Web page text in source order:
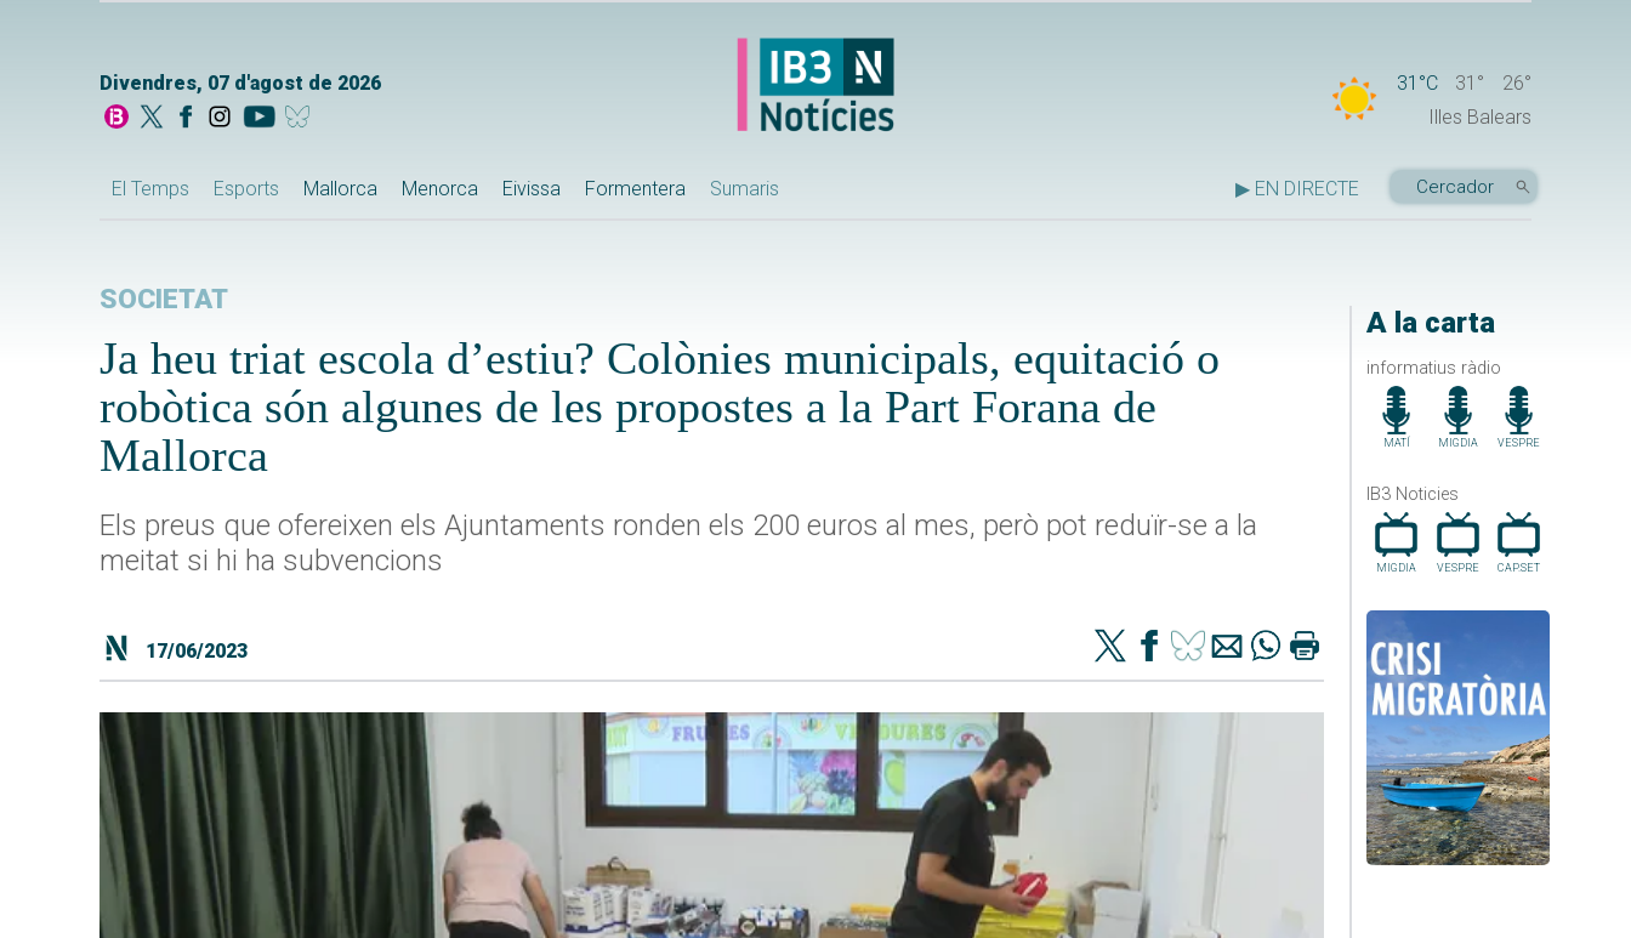
Divendres, 07 d'agost de 2026 31°C 31°
26°
Illes Balears
El Temps Esports Mallorca Menorca Eivissa Formentera Sumaris ▶ EN DIRECTE
A la carta
informatius ràdio
MATÍ MIGDIA VESPRE
IB3 Noticies
MIGDIA VESPRE CAP.SET
SOCIETAT
Ja heu triat escola d’estiu? Colònies municipals, equitació o
robòtica són algunes de les propostes a la Part Forana de
Mallorca
Els preus que ofereixen els Ajuntaments ronden els 200 euros al mes, però pot reduïr-se a la
meitat si hi ha subvencions
17/06/2023